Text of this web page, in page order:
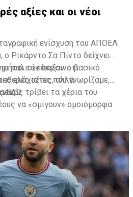
αξίες και οι νέοι
ενίσχυση του ΑΠΟΕΛ
Ρικάρντο Σα Πίντο δείχνει
τον περσινό βασικό
ελάχιστες, αλλά
παλιοί έδειξαν ότι
αξίες που γνωρίζαμε,
τρίβει τα χέρια του
να «σμίγουν» ομοιόμορφα
ΕΔΩ.